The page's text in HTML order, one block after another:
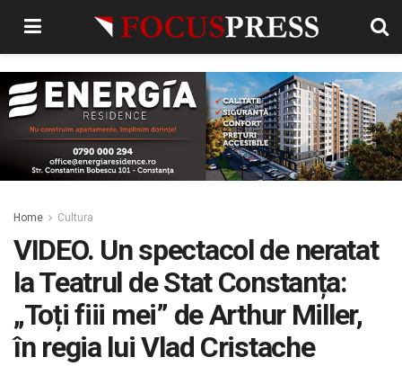
Home Cultura
VIDEO. Un spectacol de neratat
la Teatrul de Stat Constanța:
„Toți fiii mei” de Arthur Miller,
în regia lui Vlad Cristache